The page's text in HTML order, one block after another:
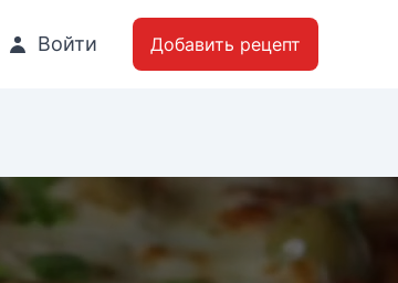
Войти Добавить рецепт